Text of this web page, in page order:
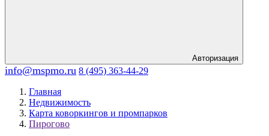
Авторизация
info@mspmo.ru 8 (495) 363-44-29
Главная
Недвижимость
Карта коворкингов и промпарков
Пирогово